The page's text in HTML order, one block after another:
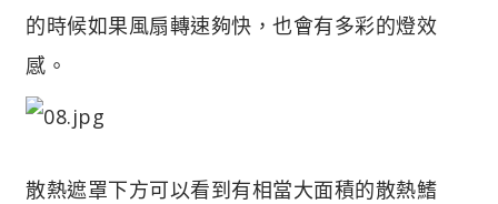
的時候如果風扇轉速夠快，也會有多彩的燈效
感。
散熱遮罩下方可以看到有相當大面積的散熱鰭